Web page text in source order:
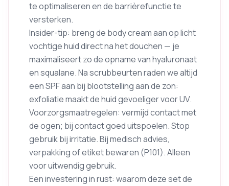
te optimaliseren en de barrièrefunctie te
versterken.
Insider-tip: breng de body cream aan op licht
vochtige huid direct na het douchen — je
maximaliseert zo de opname van hyaluronaat
en squalane. Na scrubbeurten raden we altijd
een SPF aan bij blootstelling aan de zon:
exfoliatie maakt de huid gevoeliger voor UV.
Voorzorgsmaatregelen: vermijd contact met
de ogen; bij contact goed uitspoelen. Stop
gebruik bij irritatie. Bij medisch advies,
verpakking of etiket bewaren (P101). Alleen
voor uitwendig gebruik.
Een investering in rust: waarom deze set de